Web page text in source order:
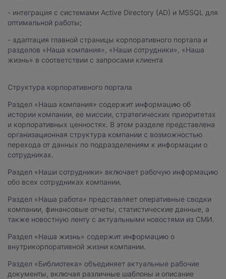
- интеграция с системами Active Directory (AD) и MSSQL для
оптимальной работы;
- адаптация главной страницы корпоративного портала и
разделов «Наша компания», «Наши сотрудники», «Наша
жизнь» в соответствии с запросами клиента
Структура корпоративного портала
Раздел «Наша компания» содержит информацию об
истории компании, ее миссии, стратегических приоритетах
и корпоративных ценностях. В этом разделе представлена
организационная структура компании с возможностью
перехода от данных по подразделениям к информации о
сотрудниках.
Раздел «Наши сотрудники» включает рабочую информацию
обо всех сотрудниках компании.
Раздел «Наша работа» представляет оперативные сводки
компании, финансовые отчеты, статистические данные, а
также новостную ленту с актуальными новостями из СМИ.
Раздел «Наша жизнь» содержит информацию о
внутрикорпоративной жизни компании.
Раздел «Библиотека» объединяет актуальные рабочие
документы, включая различные шаблоны и описание